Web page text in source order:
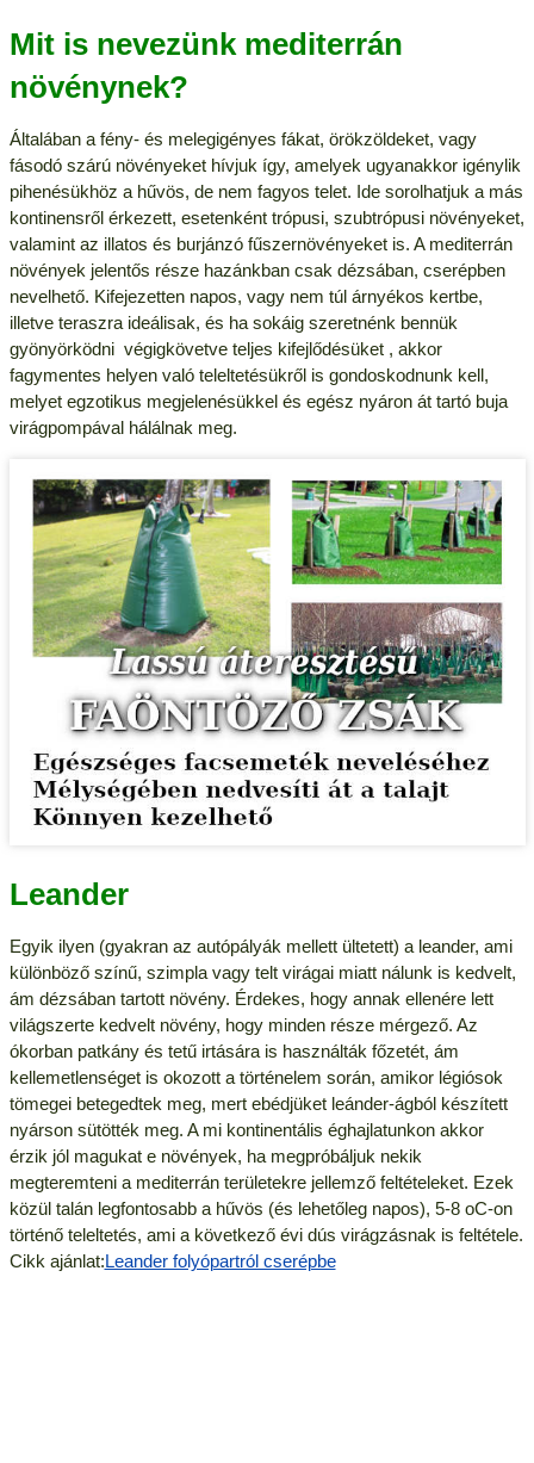
Mit is nevezünk mediterrán
növénynek?
Általában a fény- és melegigényes fákat, örökzöldeket, vagy
fásodó szárú növényeket hívjuk így, amelyek ugyanakkor igénylik
pihenésükhöz a hűvös, de nem fagyos telet. Ide sorolhatjuk a más
kontinensről érkezett, esetenként trópusi, szubtrópusi növényeket,
valamint az illatos és burjánzó fűszernövényeket is. A mediterrán
növények jelentős része hazánkban csak dézsában, cserépben
nevelhető. Kifejezetten napos, vagy nem túl árnyékos kertbe,
illetve teraszra ideálisak, és ha sokáig szeretnénk bennük
gyönyörködni  végigkövetve teljes kifejlődésüket , akkor
fagymentes helyen való teleltetésükről is gondoskodnunk kell,
melyet egzotikus megjelenésükkel és egész nyáron át tartó buja
virágpompával hálálnak meg.
Leander
Egyik ilyen (gyakran az autópályák mellett ültetett) a leander, ami
különböző színű, szimpla vagy telt virágai miatt nálunk is kedvelt,
ám dézsában tartott növény. Érdekes, hogy annak ellenére lett
világszerte kedvelt növény, hogy minden része mérgező. Az
ókorban patkány és tetű irtására is használták főzetét, ám
kellemetlenséget is okozott a történelem során, amikor légiósok
tömegei betegedtek meg, mert ebédjüket leánder-ágból készített
nyárson sütötték meg. A mi kontinentális éghajlatunkon akkor
érzik jól magukat e növények, ha megpróbáljuk nekik
megteremteni a mediterrán területekre jellemző feltételeket. Ezek
közül talán legfontosabb a hűvös (és lehetőleg napos), 5-8 oC-on
történő teleltetés, ami a következő évi dús virágzásnak is feltétele.
Cikk ajánlat:Leander folyópartról cserépbe